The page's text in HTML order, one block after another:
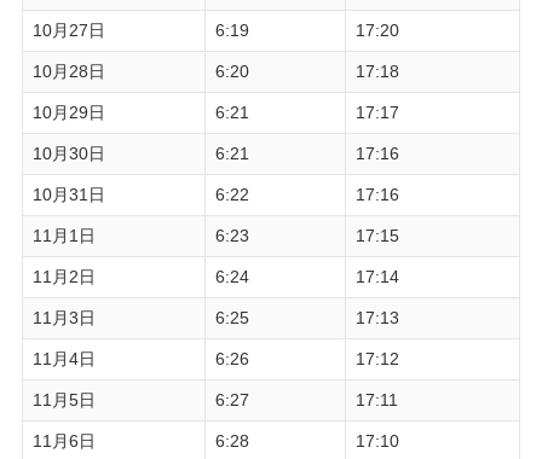
10月27日 6:19 17:20
10月28日 6:20 17:18
10月29日 6:21 17:17
10月30日 6:21 17:16
10月31日 6:22 17:16
11月1日 6:23 17:15
11月2日 6:24 17:14
11月3日 6:25 17:13
11月4日 6:26 17:12
11月5日 6:27 17:11
11月6日 6:28 17:10